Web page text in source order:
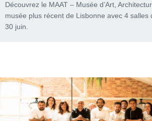
Découvrez le MAAT – Musée d’Art,
musée plus récent de Lisbonne avec 4 salles
30 juin.